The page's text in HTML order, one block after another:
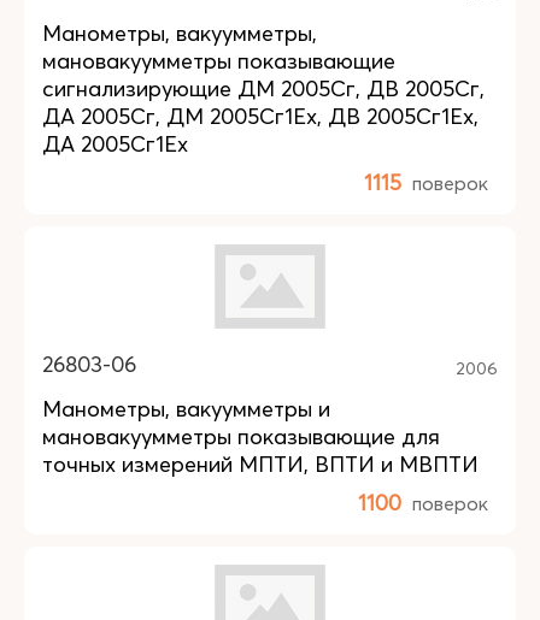
Манометры, вакуумметры,
мановакуумметры показывающие
сигнализирующие ДМ 2005Сг, ДВ 2005Сг,
ДА 2005Сг, ДМ 2005Сг1Ех, ДВ 2005Сг1Ех,
ДА 2005Сг1Ех
1115 поверок
26803-06 2006
Манометры, вакуумметры и
мановакуумметры показывающие для
точных измерений МПТИ, ВПТИ и МВПТИ
1100 поверок